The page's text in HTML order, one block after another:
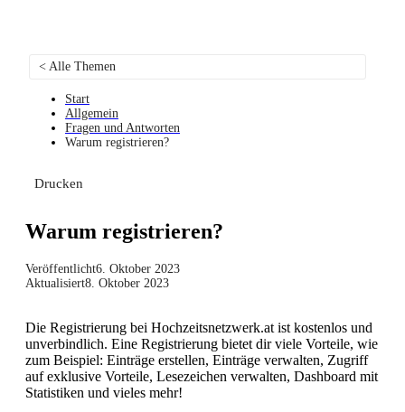
< Alle Themen
Start
Allgemein
Fragen und Antworten
Warum registrieren?
Drucken
Warum registrieren?
Veröffentlicht6. Oktober 2023
Aktualisiert8. Oktober 2023
Die Registrierung bei Hochzeitsnetzwerk.at ist kostenlos und
unverbindlich. Eine Registrierung bietet dir viele Vorteile, wie
zum Beispiel: Einträge erstellen, Einträge verwalten, Zugriff
auf exklusive Vorteile, Lesezeichen verwalten, Dashboard mit
Statistiken und vieles mehr!